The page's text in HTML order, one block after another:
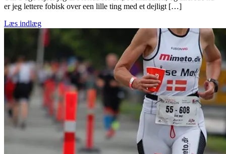
er jeg lettere fobisk over een lille ting med et dejligt […]
Læs indlæg